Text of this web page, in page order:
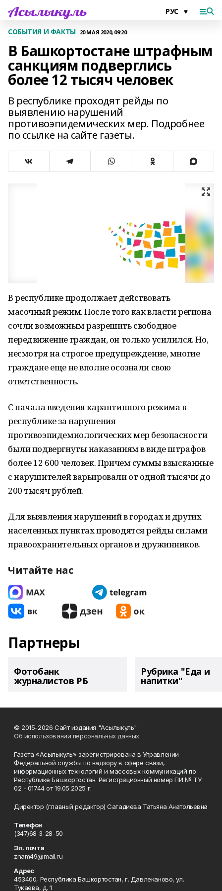
СОБЫТИЯ И ФАКТЫ 20 МАЯ 2020, 09:20
В Башкортостане штрафным
санкциям подверглись
более 12 тысяч человек
В республике проходят рейды по
выявлению нарушений
противоэпидемических мер. Подробнее
по ссылке на сайте газеты.
В республике продолжает действовать
масочный режим. После того как власти региона
сочли возможным разрешить свободное
передвижение граждан, он только усилился. Но,
несмотря на строгое предупреждение, многие
граждане еще не вполне осознали свою
ответственность.
С начала введения карантинного режима в
республике за нарушения
противоэпидемиологических мер безопасности
были подвергнуты наказаниям в виде штрафов
более 12 600 человек. Причем суммы взысканные
с нарушителей варьировали от одной тысячи до
200 тысяч рублей.
Для выявления нарушений в городах и других
населенных пунктах проводятся рейды силами
правоохранительных органов и дружинников.
Читайте нас
Партнеры
Фотобанк
журналистов РБ
Рубрика "Еда и
напитки"
© 2015-2026 Сайт издания "Асылыкуль"
Об использовании персональных данных
Газета «Асылыкуль» зарегистрирована в Управлении
Федеральной службы по надзору в сфере связи,
информационных технологий и массовых коммуникаций по
Республике Башкортостан. Регистрационный номер ПИ № ТУ
02 - 01744 от 19.05.2025 г.
Директор (главный редактор) Сагадиева Татьяна Анатольевна
Телефон
(347)68 3-28-50
Эл. почта
znam49@mail.ru
Адрес
453400, Республика Башкортостан, г. Давлеканово, ул.
Тукаева, д. 1